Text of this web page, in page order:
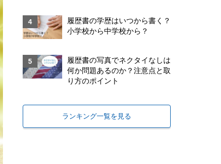
履歴書の学歴はいつから書く？
小学校から中学校から？
履歴書の写真でネクタイなしは
何か問題あるのか？注意点と取
り方のポイント
ランキング一覧を見る